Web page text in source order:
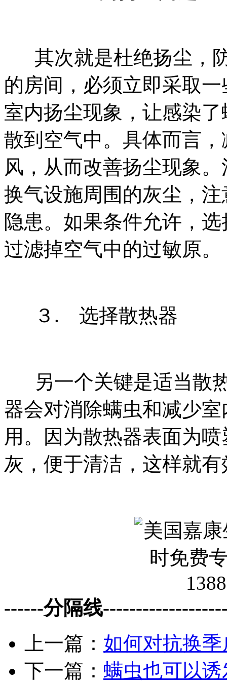
其次就是杜绝扬尘，
的房间，必须立即采取
室内扬尘现象，让感染
散到空气中。具体而言
风，从而改善扬尘现象
换气设施周围的灰尘，
隐患。如果条件允许，
过滤掉空气中的过敏原。
３. 选择散热器
另一个关键是适当散
器会对消除螨虫和减少
用。因为散热器表面为
灰，便于清洁，这样就
------分隔线
上一篇： 如何对抗换
下一篇： 螨虫也可以